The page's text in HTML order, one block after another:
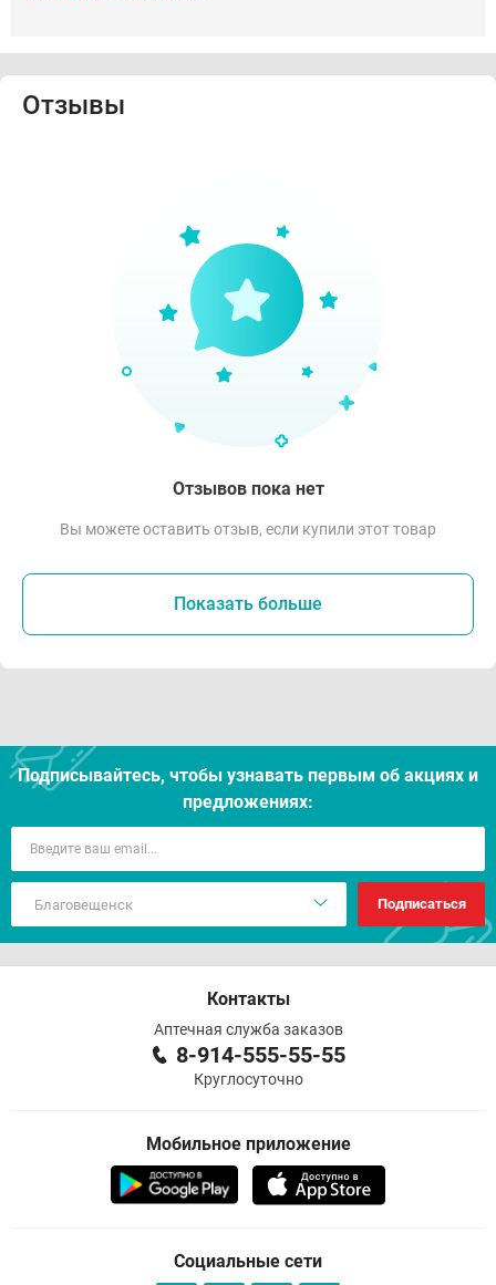
Отзывы
Отзывов пока нет
Вы можете оставить отзыв, если купили этот товар
Показать больше
Подписывайтесь, чтобы узнавать первым об акцияx и
предложениях:
Подписаться
Контакты
Аптечная служба заказов
8-914-555-55-55
Круглосуточно
Мобильное приложение
Социальные сети